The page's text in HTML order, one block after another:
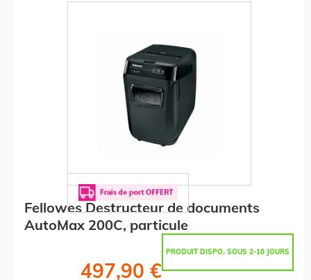
Fellowes Destructeur de documents
AutoMax 200C, particule
PRODUIT DISPO. SOUS 2-10 JOURS
497,90 €